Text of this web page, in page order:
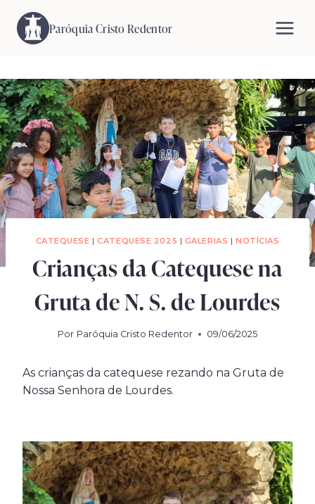
para
Paróquia Cristo Redentor
CATEQUESE |CATEQUESE 2025 | GALERIAS | NOTÍCIAS
Crianças da Catequese na
Gruta de N. S. de Lourdes
Por Paróquia Cristo Redentor 09/06/2025
As crianças da catequese rezando na Gruta de
Nossa Senhora de Lourdes.